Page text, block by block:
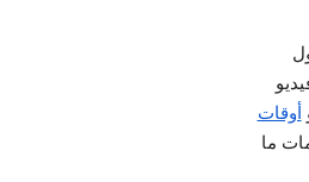
أوقات
ما